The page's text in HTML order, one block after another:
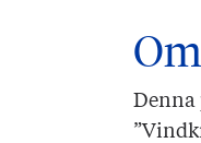
Denna